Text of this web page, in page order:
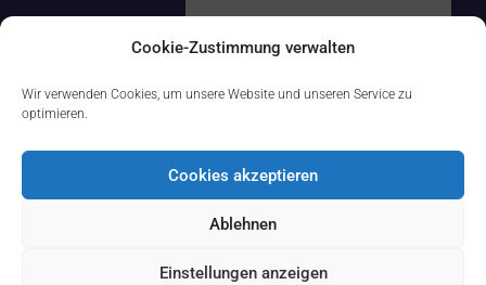
Cookie-Zustimmung verwalten
Wir verwenden Cookies, um unsere Website und unseren Service zu
optimieren.
Cookies akzeptieren
Ablehnen
Einstellungen anzeigen